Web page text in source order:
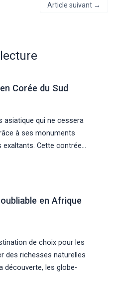
Article suivant →
Corée du Sud
asiatique qui ne cessera
à ses monuments
exaltants. Cette contrée…
en Afrique
de choix pour les
des richesses naturelles
découverte, les globe-